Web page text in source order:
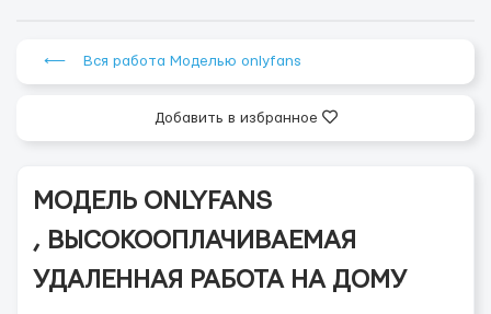
⟵ Вся работа Моделью onlyfans
Добавить в избранное
МОДЕЛЬ ONLYFANS
, ВЫСОКООПЛАЧИВАЕМАЯ
УДАЛЕННАЯ РАБОТА НА ДОМУ